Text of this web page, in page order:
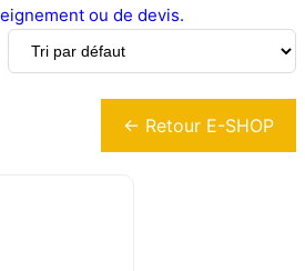
ou de devis.
← Retour E-SHOP